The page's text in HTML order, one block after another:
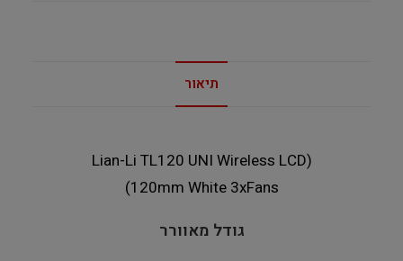
תיאור
(Lian-Li TL120 UNI Wireless LCD
120mm White 3xFans)
גודל מאוורר